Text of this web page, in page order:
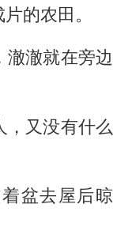
的农田。
澈澈就在旁边
，又没有什么
盆去屋后晾